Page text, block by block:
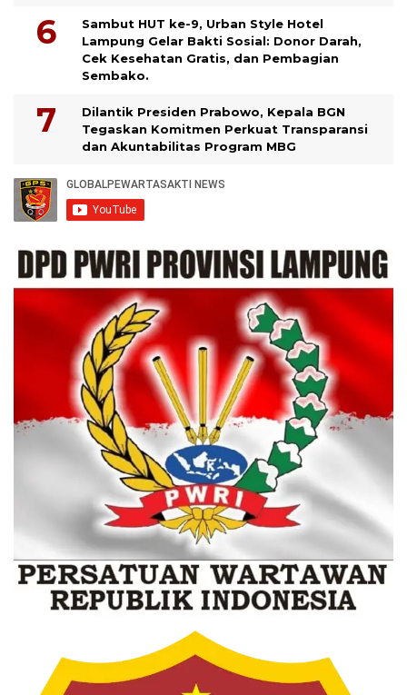
Sambut HUT ke-9, Urban Style Hotel
Lampung Gelar Bakti Sosial: Donor Darah,
Cek Kesehatan Gratis, dan Pembagian
Sembako.
Dilantik Presiden Prabowo, Kepala BGN
Tegaskan Komitmen Perkuat Transparansi
dan Akuntabilitas Program MBG